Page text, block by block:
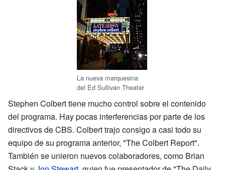
La nueva marquesina
del Ed Sullivan Theater
Stephen Colbert tiene mucho control sobre el contenido
del programa. Hay pocas interferencias por parte de los
directivos de CBS. Colbert trajo consigo a casi todo su
equipo de su programa anterior, "The Colbert Report".
También se unieron nuevos colaboradores, como Brian